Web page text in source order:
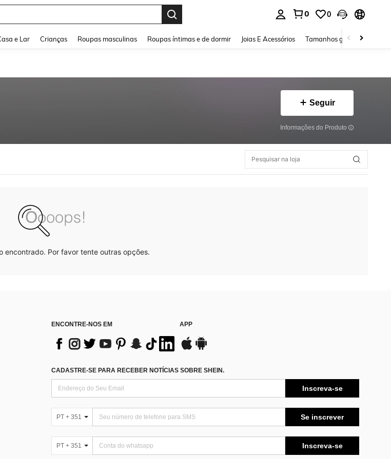
0 0
e Lar Crianças Roupas masculinas Roupas íntimas e de dormir Joias E Acessórios Tamanhos grandes
Seguir
Informações do Produto
encontrado. Por favor tente outras opções.
ENCONTRE-NOS EM APP
CADASTRE-SE PARA RECEBER NOTÍCIAS SOBRE SHEIN.
Inscreva-se
PT + 351 Se inscrever
PT + 351 Inscreva-se